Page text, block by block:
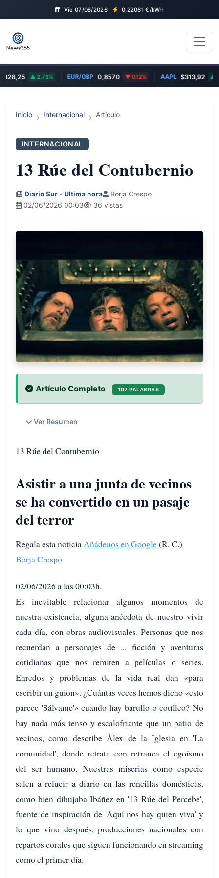
Vie 07/08/2026 0,22061 €/kWh
2.73% EUR/GBP 0,8570 0.12% AAPL $313,92
Inicio Internacional Artículo
INTERNACIONAL
13 Rúe del Contubernio
Diario Sur - Ultima hora
Borja Crespo
02/06/2026 00:03
36 vistas
Artículo Completo 197 PALABRAS
Ver Resumen
13 Rúe del Contubernio
Asistir a una junta de vecinos
se ha convertido en un pasaje
del terror
Regala esta noticiaAñádenos en Google(R. C.)
Borja Crespo
02/06/2026 a las 00:03h.
Es inevitable relacionar algunos momentos de
nuestra existencia, alguna anécdota de nuestro vivir
cada día, con obras audiovisuales. Personas que nos
recuerdan a personajes de ... ficción y aventuras
cotidianas que nos remiten a películas o series.
Enredos y problemas de la vida real dan «para
escribir un guion». ¿Cuántas veces hemos dicho «esto
parece 'Sálvame'» cuando hay barullo o cotilleo? No
hay nada más tenso y escalofriante que un patio de
vecinos, como describe Álex de la Iglesia en 'La
comunidad', donde retrata con retranca el egoísmo
del ser humano. Nuestras miserias como especie
salen a relucir a diario en las rencillas domésticas,
como bien dibujaba Ibáñez en '13 Rúe del Percebe',
fuente de inspiración de 'Aquí nos hay quien viva' y
lo que vino después, producciones nacionales con
repartos corales que siguen funcionando en streaming
como el primer día.